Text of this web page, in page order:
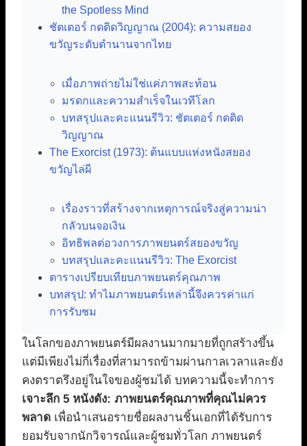
the Spotless Mind
ชัตเตอร์ กดติดวิญญาณ (2004): ความสยอง
ขวัญระดับตำนานจากไทย
เมื่อภาพถ่ายไม่ใช่แค่ภาพสะท้อน
มรดกและความสำเร็จในเวทีโลก
บทสรุปและคะแนนรีวิว: ชัตเตอร์ กดติด
วิญญาณ
The Exorcist (1973): ต้นแบบแห่งหนังสยอง
ขวัญไล่ผี
เรื่องราวที่สร้างจากเหตุการณ์จริงสู่ความน่า
กลัวบนจอเงิน
อิทธิพลต่อวงการภาพยนตร์สยองขวัญ
บทสรุปและคะแนนรีวิว: The Exorcist
ตารางเปรียบเทียบภาพยนตร์คุณภาพ
บทสรุป: ทำไมภาพยนตร์เหล่านี้จึงควรค่าแก่
การรับชม
ในโลกของภาพยนตร์มีผลงานมากมายที่ถูกสร้างขึ้น
แต่มีเพียงไม่กี่เรื่องที่สามารถข้ามผ่านกาลเวลาและยัง
คงตราตรึงอยู่ในใจของผู้ชมได้ บทความนี้จะทำการ
เจาะลึก 5 หนังดัง: ภาพยนตร์คุณภาพที่คุณไม่ควร
พลาด เพื่อนำเสนอรายชื่อผลงานชิ้นเอกที่ได้รับการ
ยอมรับจากนักวิจารณ์และผู้ชมทั่วโลก ภาพยนตร์